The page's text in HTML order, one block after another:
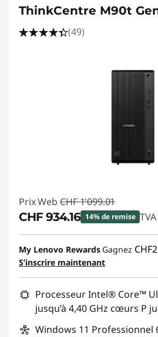
ThinkCentre M90t
(49)
Prix Web CHF 1'099.01
CHF 934.16 14% de remise
Bons de réduction en ligne :-
Code de réduction :
My Lenovo Rewards Gagnez
S’inscrire maintenant
Processeur Intel® Core™
jusqu’à 4,40 GHz cœurs P
Windows 11 Professionnel